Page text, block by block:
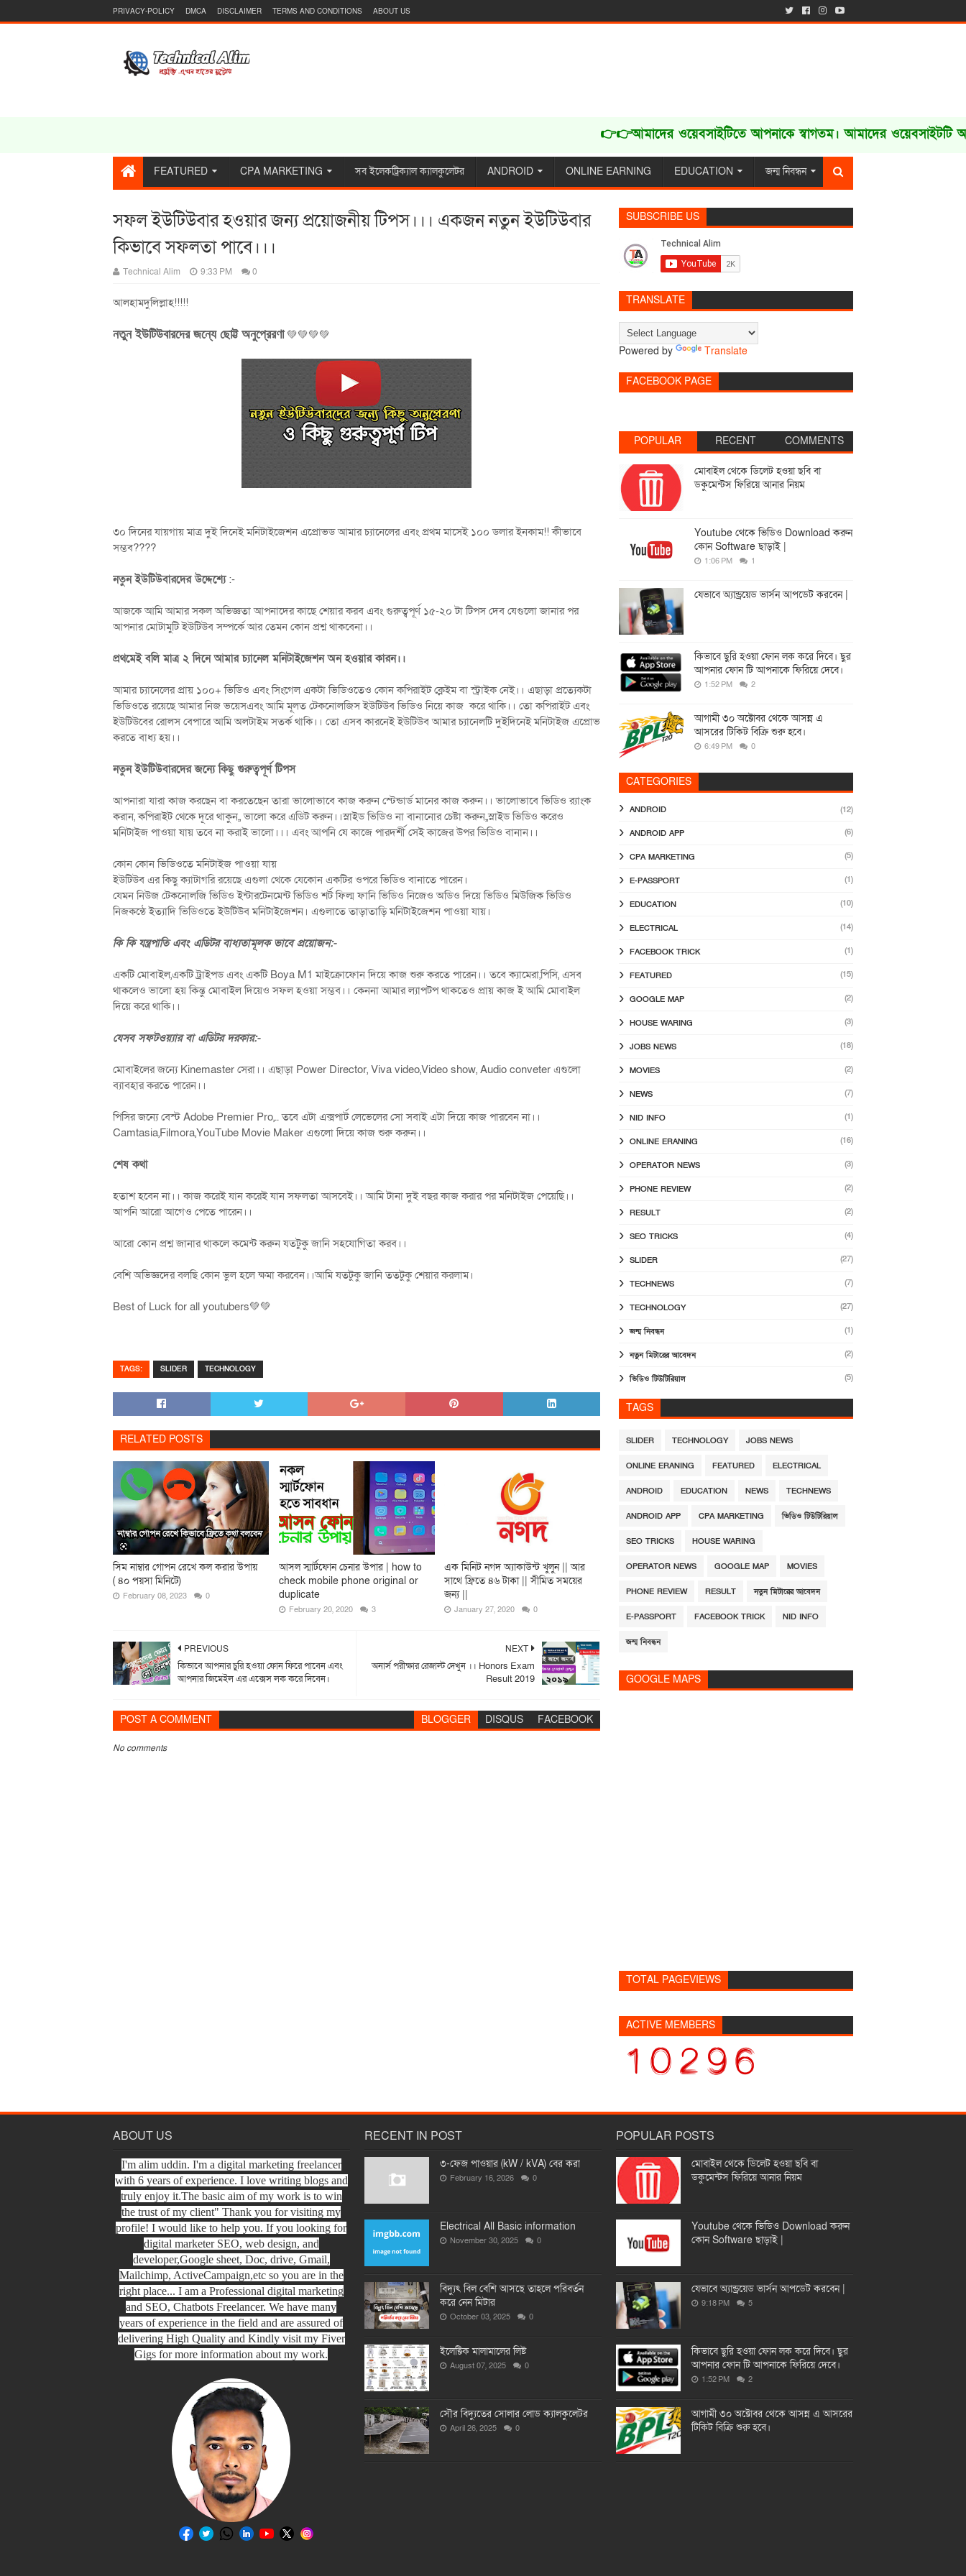
PRIVACY-POLICY DMCA DISCLAIMER TERMS AND CONDITIONS ABOUT US
👉👉আমাদের ওয়েবসাইটিতে আপনাকে স্বাগতম। আমাদের ওয়েবসাইটটি
FEATURED CPA MARKETING সব ইলেকট্রিক্যাল ক্যালকুলেটর ANDROID ONLINE EARNING EDUCATION জন্ম নিবন্ধন
সফল ইউটিউবার হওয়ার জন্য প্রয়োজনীয় টিপস।।। একজন নতুন ইউটিউবার
কিভাবে সফলতা পাবে।।।
Technical Alim 9:33 PM 0
আলহামদুলিল্লাহ!!!!!
নতুন ইউটিউবারদের জন্যে ছোট্ট অনুপ্রেরণা💚💚💚💚
৩০ দিনের যায়গায় মাত্র দুই দিনেই মনিটাইজেশন এপ্রোভড আমার চ্যানেলের এবং প্রথম মাসেই ১০০ ডলার ইনকাম!! কীভাবে
সম্ভব????
নতুন ইউটিউবারদের উদ্দেশ্যে:-
আজকে আমি আমার সকল অভিজ্ঞতা আপনাদের কাছে শেয়ার করব এবং গুরুত্বপূর্ণ ১৫-২০ টা টিপস দেব যেগুলো জানার পর
আপনার মোটামুটি ইউটিউব সম্পর্কে আর তেমন কোন প্রশ্ন থাকবেনা।।
প্রথমেই বলি মাত্র ২ দিনে আমার চ্যানেল মনিটাইজেশন অন হওয়ার কারন।।
আমার চ্যানেলের প্রায় ১০০+ ভিডিও এবং সিংগেল একটা ভিডিওতেও কোন কপিরাইট ক্লেইম বা স্ট্রাইক নেই।। এছাড়া প্রত্যেকটা
ভিডিওতে রয়েছে আমার নিজ ভয়েসএবং আমি মূলত টেকনোলজিস ইউটিউব ভিডিও নিয়ে কাজ করে থাকি।। তো কপিরাইট এবং
ইউটিউবের রোলস বেপারে আমি অলটাইম সতর্ক থাকি।। তো এসব কারনেই ইউটিউব আমার চ্যানেলটি দুইদিনেই মনিটাইজ এপ্রোভ
করতে বাধ্য হয়।।
নতুন ইউটিউবারদের জন্যে কিছু গুরুত্বপূর্ণ টিপস
আপনারা যারা কাজ করছেন বা করতেছেন তারা ভালোভাবে কাজ করুন স্টেন্ডার্ড মানের কাজ করুন।। ভালোভাবে ভিডিও র‍্যাংক
করান, কপিরাইট থেকে দূরে থাকুন,, ভালো করে এডিট করুন।।স্লাইড ভিডিও না বানানোর চেষ্টা করুন,,স্লাইড ভিডিও করেও
মনিটাইজ পাওয়া যায় তবে না করাই ভালো।।। এবং আপনি যে কাজে পারদর্শী সেই কাজের উপর ভিডিও বানান।।
কোন কোন ভিডিওতে মনিটাইজ পাওয়া যায়
ইউটিউব এর কিছু ক্যাটাগরি রয়েছে এগুলা থেকে যেকোন একটির ওপরে ভিডিও বানাতে পারেন।
যেমন নিউজ টেকনোলজি ভিডিও ইন্টারটেনমেন্ট ভিডিও শর্ট ফিল্ম ফানি ভিডিও নিজেও অডিও দিয়ে ভিডিও মিউজিক ভিডিও
নিজকন্ঠে ইত্যাদি ভিডিওতে ইউটিউব মনিটাইজেশন। এগুলাতে তাড়াতাড়ি মনিটাইজেশন পাওয়া যায়।
কি কি যন্ত্রপাতি এবং এডিটর বাধ্যতামূলক ভাবে প্রয়োজন:-
একটি মোবাইল,একটি ট্রাইপড এবং একটি Boya M1 মাইক্রোফোন দিয়ে কাজ শুরু করতে পারেন।। তবে ক্যামেরা,পিসি, এসব
থাকলেও ভালো হয় কিন্তু মোবাইল দিয়েও সফল হওয়া সম্ভব।। কেননা আমার ল্যাপটপ থাকতেও প্রায় কাজ ই আমি মোবাইল
দিয়ে করে থাকি।।
যেসব সফটওয়্যার বা এডিটর দরকার:-
মোবাইলের জন্যে Kinemaster সেরা।। এছাড়া Power Director, Viva video,Video show, Audio conveter এগুলো
ব্যাবহার করতে পারেন।।
পিসির জন্যে বেস্ট Adobe Premier Pro,.. তবে এটা এক্সপার্ট লেভেলের সো সবাই এটা দিয়ে কাজ পারবেন না।।
Camtasia,Filmora,YouTube Movie Maker এগুলো দিয়ে কাজ শুরু করুন।।
শেষ কথা
হতাশ হবেন না।। কাজ করেই যান করেই যান সফলতা আসবেই।। আমি টানা দুই বছর কাজ করার পর মনিটাইজ পেয়েছি।।
আপনি আরো আগেও পেতে পারেন।।
আরো কোন প্রশ্ন জানার থাকলে কমেন্ট করুন যতটুকু জানি সহযোগিতা করব।।
বেশি অভিজ্ঞদের বলছি কোন ভুল হলে ক্ষমা করবেন।।আমি যতটুকু জানি ততটুকু শেয়ার করলাম।
Best of Luck for all youtubers💚💚
TAGS: SLIDER TECHNOLOGY
RELATED POSTS
সিম নাম্বার গোপন রেখে কল করার উপায়
( ৪০ পয়সা মিনিটে)
February 08, 2023 0
আসল স্মার্টফোন চেনার উপার | how to
check mobile phone original or
duplicate
February 20, 2020 3
এক মিনিট নগদ অ্যাকাউন্ট খুলুন || আর
সাথে ফ্রিতে ৪৬ টাকা || সীমিত সময়ের
জন্য ||
January 27, 2020 0
NEXT
অনার্স পরীক্ষার রেজাল্ট দেখুন ।। Honors Exam
Result 2019
PREVIOUS
কিভাবে আপনার চুরি হওয়া ফোন ফিরে পাবেন এবং
আপনার জিমেইল এর এক্সেস লক করে দিবেন।
POST A COMMENT BLOGGER DISQUS FACEBOOK
No comments
SUBSCRIBE US
TRANSLATE
Powered by Translate
FACEBOOK PAGE
POPULAR RECENT COMMENTS
মোবাইল থেকে ডিলেট হওয়া ছবি বা
ডকুমেন্টস ফিরিয়ে আনার নিয়ম
Youtube থেকে ভিডিও Download করুন
কোন Software ছাড়াই |
1:06 PM 1
যেভাবে অ্যান্ড্রয়েড ভার্সন আপডেট করবেন |
কিভাবে ছুরি হওয়া ফোন লক করে দিবে। ছুর
আপনার ফোন টি আপনাকে ফিরিয়ে দেবে।
1:52 PM 2
আগামী ৩০ অক্টোবর থেকে আসন্ন এ
আসরের টিকিট বিক্রি শুরু হবে।
6:49 PM 0
CATEGORIES
ANDROID (12)
ANDROID APP (6)
CPA MARKETING (5)
E-PASSPORT (1)
EDUCATION (10)
ELECTRICAL (14)
FACEBOOK TRICK (1)
FEATURED (15)
GOOGLE MAP (2)
HOUSE WARING (3)
JOBS NEWS (18)
MOVIES (2)
NEWS (7)
NID INFO (1)
ONLINE ERANING (16)
OPERATOR NEWS (3)
PHONE REVIEW (2)
RESULT (2)
SEO TRICKS (4)
SLIDER (27)
TECHNEWS (7)
TECHNOLOGY (27)
জন্ম নিবন্ধন (1)
নতুন মিটারের আবেদন (2)
ভিডিও টিউটিরিয়াল (5)
TAGS
SLIDER TECHNOLOGY JOBS NEWS
ONLINE ERANING FEATURED ELECTRICAL
ANDROID EDUCATION NEWS TECHNEWS
ANDROID APP CPA MARKETING ভিডিও টিউটিরিয়াল
SEO TRICKS HOUSE WARING
OPERATOR NEWS GOOGLE MAP MOVIES
PHONE REVIEW RESULT নতুন মিটারের আবেদন
E-PASSPORT FACEBOOK TRICK NID INFO
জন্ম নিবন্ধন
GOOGLE MAPS
TOTAL PAGEVIEWS
ACTIVE MEMBERS
ABOUT US
I'm alim uddin. I'm a digital marketing freelancer
with 6 years of experience. I love writing blogs and
truly enjoy it.The basic aim of my work is to win
the trust of my client" Thank you for visiting my
profile! I would like to help you. If you looking for
digital marketer SEO, web design, and
developer,Google sheet, Doc, drive, Gmail,
Mailchimp, ActiveCampaign,etc so you are in the
right place... I am a Professional digital marketing
and SEO, Chatbots Freelancer. We have many
years of experience in the field and are assured of
delivering High Quality and Kindly visit my Fiver
Gigs for more information about my work.
RECENT IN POST
৩-ফেজ পাওয়ার (kW / kVA) বের করা
February 16, 2026 0
Electrical All Basic information
November 30, 2025 0
বিদ্যুৎ বিল বেশি আসছে তাহলে পরিবর্তন
করে নেন মিটার
October 03, 2025 0
ইলেক্টিক মালামালের লিষ্ট
August 07, 2025 0
সৌর বিদ্যুতের সোলার লোড ক্যালকুলেটর
April 26, 2025 0
POPULAR POSTS
মোবাইল থেকে ডিলেট হওয়া ছবি বা
ডকুমেন্টস ফিরিয়ে আনার নিয়ম
Youtube থেকে ভিডিও Download করুন
কোন Software ছাড়াই |
যেভাবে অ্যান্ড্রয়েড ভার্সন আপডেট করবেন |
9:18 PM 5
কিভাবে ছুরি হওয়া ফোন লক করে দিবে। ছুর
আপনার ফোন টি আপনাকে ফিরিয়ে দেবে।
1:52 PM 2
আগামী ৩০ অক্টোবর থেকে আসন্ন এ আসরের
টিকিট বিক্রি শুরু হবে।